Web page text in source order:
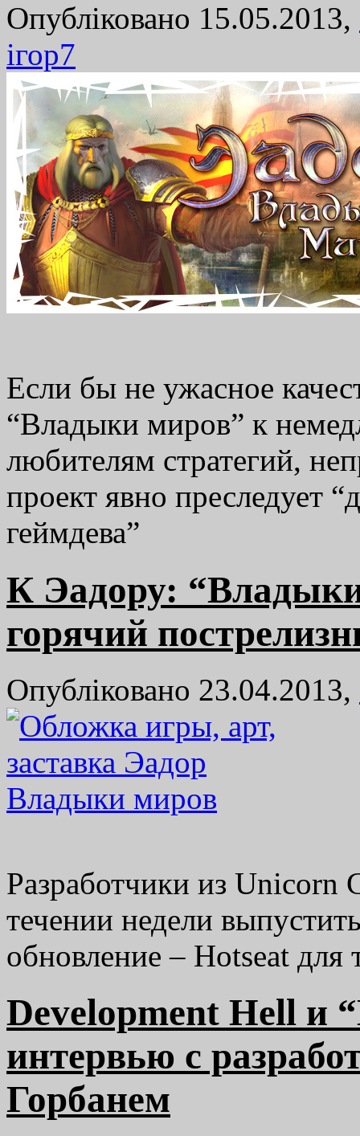
Опубліковано 15.05.2013,
ігор7
Если бы не ужасное
“Владыки миров” к
любителям стратегий,
проект явно преследует
геймдева”
К Эадору:
горячий
Опубліковано 23.04.2013,
Разработчики из Unicorn
течении недели
обновление – Hotseat для
Development Hell и
интервью с
Горбанем